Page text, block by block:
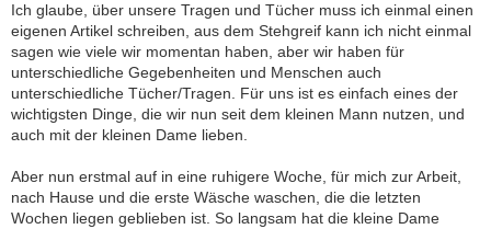
Ich glaube, über unsere Tragen und Tücher muss ich einmal einen
eigenen Artikel schreiben, aus dem Stehgreif kann ich nicht einmal
sagen wie viele wir momentan haben, aber wir haben für
unterschiedliche Gegebenheiten und Menschen auch
unterschiedliche Tücher/Tragen. Für uns ist es einfach eines der
wichtigsten Dinge, die wir nun seit dem kleinen Mann nutzen, und
auch mit der kleinen Dame lieben.
Aber nun erstmal auf in eine ruhigere Woche, für mich zur Arbeit,
nach Hause und die erste Wäsche waschen, die die letzten
Wochen liegen geblieben ist. So langsam hat die kleine Dame